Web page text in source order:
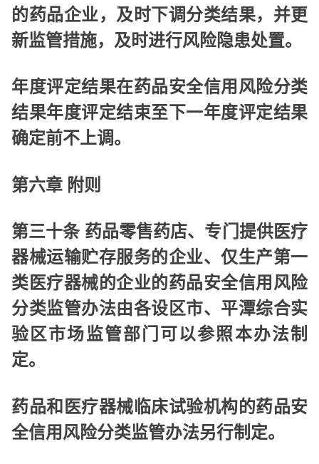
的药品企业，及时下调分类结果，并更
新监管措施，及时进行风险隐患处置。
年度评定结果在药品安全信用风险分类
结果年度评定结束至下一年度评定结果
确定前不上调。
第六章 附则
第三十条 药品零售药店、专门提供医疗
器械运输贮存服务的企业、仅生产第一
类医疗器械的企业的药品安全信用风险
分类监管办法由各设区市、平潭综合实
验区市场监管部门可以参照本办法制
定。
药品和医疗器械临床试验机构的药品安
全信用风险分类监管办法另行制定。